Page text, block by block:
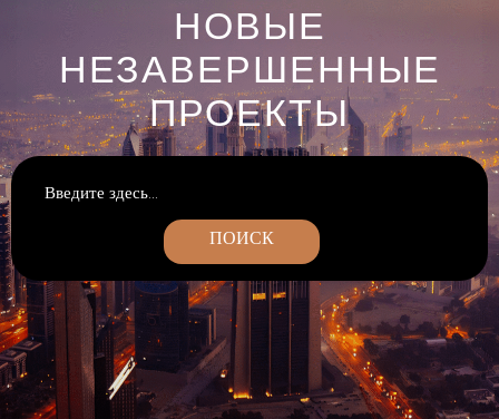
НОВЫЕ
НЕЗАВЕРШЕННЫЕ
ПРОЕКТЫ
ПОИСК